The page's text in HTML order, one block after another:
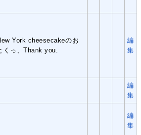
York cheesecakeのお
くっ、Thank you.
編
集
編
集
編
集